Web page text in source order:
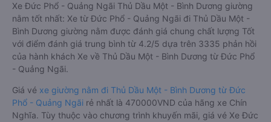
Xe Đức Phổ - Quảng Ngãi Thủ Dầu Một - Bình Dương giường
nằm tốt nhất: Xe từ Đức Phổ - Quảng Ngãi đi Thủ Dầu Một -
Bình Dương giường nằm được đánh giá chung chất lượng Tốt
với điểm đánh giá trung bình từ 4.2/5 dựa trên 3335 phản hồi
của hành khách Xe về Thủ Dầu Một - Bình Dương từ Đức Phổ
- Quảng Ngãi.
Giá vé xe giường nằm đi Thủ Dầu Một - Bình Dương từ Đức
Phổ - Quảng Ngãi rẻ nhất là 470000VND của hãng xe Chín
Nghĩa. Tùy thuộc vào chương trình khuyến mãi, giá vé Xe Đức